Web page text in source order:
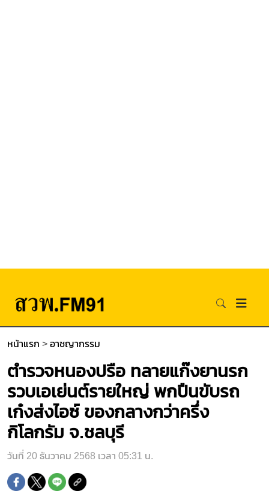
หน้าแรก > อาชญากรรม
ตำรวจหนองปรือ ทลายแก๊งยานรก
รวบเอเย่นต์รายใหญ่ พกปืนขับรถ
เก๋งส่งไอซ์ ของกลางกว่าครึ่ง
กิโลกรัม จ.ชลบุรี
วันที่ 20 ธันวาคม 2568 เวลา 05:31 น.